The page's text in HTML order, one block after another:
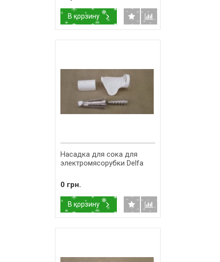
В корзину
Насадка для сока для
электромясорубки Delfa
0 грн.
В корзину